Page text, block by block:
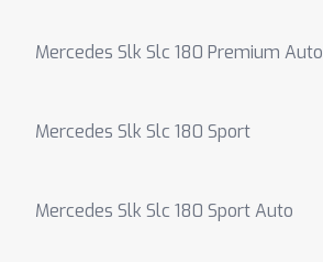
Mercedes Slk Slc 180 Premium Auto
Mercedes Slk Slc 180 Sport
Mercedes Slk Slc 180 Sport Auto